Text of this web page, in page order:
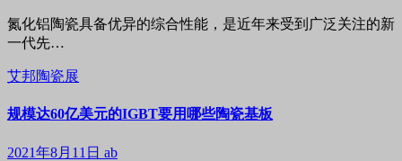
氮化铝陶瓷具备优异的综合性能，是近年来受到广泛关注的新
一代先…
艾邦陶瓷展
​规模达60亿美元的IGBT要用哪些陶瓷基板
2021年8月11日 ab